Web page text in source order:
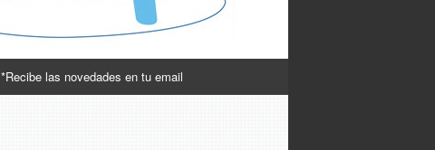
*Recibe las novedades en tu email